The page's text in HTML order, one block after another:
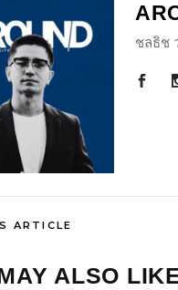
ชลธิช
ARTICLE
ALSO